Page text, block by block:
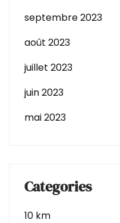
septembre 2023
août 2023
juillet 2023
juin 2023
mai 2023
Categories
10 km